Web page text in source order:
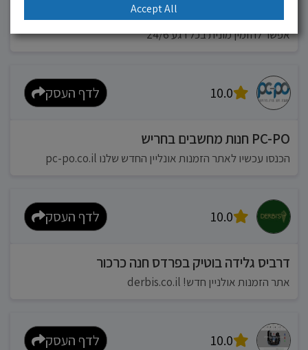
אפשר להזמין מונית בכל רגע 24/6
10.0 לדף העסק
PC-PO חנות מחשבים בחריש
הכנסו עכשיו לאתר הזמנות אונליין החדש שלנו pc-po.co.il
10.0 לדף העסק
דרביס גלידה בוטיק בפרדס חנה כרכור
אתר הזמנות אולניין חדש! derbis.co.il
10.0 לדף העסק
Accept All